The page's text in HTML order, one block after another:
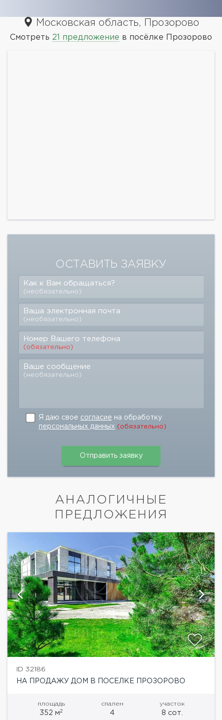
Московская область, Прозорово
Смотреть 21 предложение в посёлке Прозорово
ОСТАВИТЬ ЗАЯВКУ
Как к Вам обращаться?
(необязательно)
Ваша электронная почта
(необязательно)
Номер Вашего телефона
(обязательно)
Ваше сообщение
(необязательно)
Я даю свое согласие на обработку
персональных данных (обязательно)
АНАЛОГИЧНЫЕ
ПРЕДЛОЖЕНИЯ
ID 32186
НА ПРОДАЖУ ДОМ В ПОСЕЛКЕ ПРОЗОРОВО
площадь
352 м2
спален
4
участок
8 сот.